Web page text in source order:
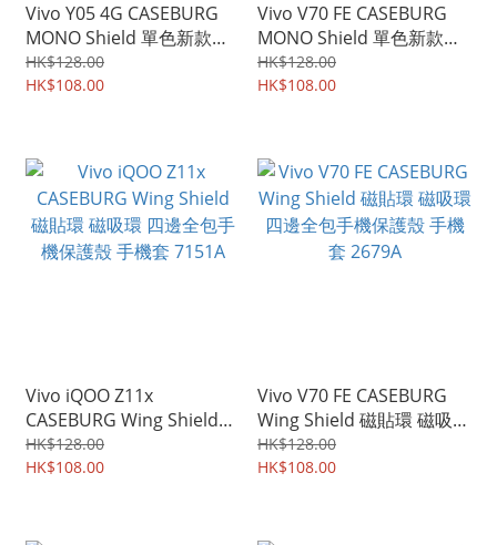
Vivo Y05 4G CASEBURG
MONO Shield 單色新款設
計 四邊全包加強保護 手機
軟殼 保護軟套 7945A
HK$128.00
HK$108.00
Vivo V70 FE CASEBURG
MONO Shield 單色新款設
計 四邊全包加強保護 手機
軟殼 保護軟套 7010A
HK$128.00
HK$108.00
Vivo iQOO Z11x
CASEBURG Wing Shield
磁貼環 磁吸環 四邊全包手
機保護殼 手機套 7151A
HK$128.00
HK$108.00
Vivo V70 FE CASEBURG
Wing Shield 磁貼環 磁吸環
四邊全包手機保護殼 手機
套 2679A
HK$128.00
HK$108.00